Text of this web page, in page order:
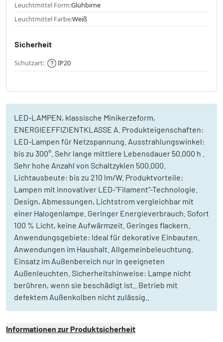
Leuchtmittel Form:Glühbirne
Leuchtmittel Farbe:Weiß
Sicherheit
Schutzart: IP20
LED-LAMPEN, klassische Minikerzeform,
ENERGIEEFFIZIENTKLASSE A. Produkteigenschaften:
LED-Lampen für Netzspannung. Ausstrahlungswinkel:
bis zu 300°. Sehr lange mittlere Lebensdauer 50.000 h .
Sehr hohe Anzahl von Schaltzyklen 500.000.
Lichtausbeute: bis zu 210 lm/W. Produktvorteile:
Lampen mit innovativer LED-"Filament"-Technologie.
Design, Abmessungen, Lichtstrom vergleichbar mit
einer Halogenlampe. Geringer Energieverbrauch. Sofort
100 % Licht, keine Aufwärmzeit. Geringes flackern.
Anwendungsgebiete: Ideal für dekorative Einbauten.
Anwendungen im Haushalt. Allgemeinbeleuchtung.
Einsatz im Außenbereich nur in geeigneten
Außenleuchten. Sicherheitshinweise: Lampe nicht
berühren, wenn sie beschädigt ist.. Betrieb mit
defektem Außenkolben nicht zulässig..
Informationen zur Produktsicherheit